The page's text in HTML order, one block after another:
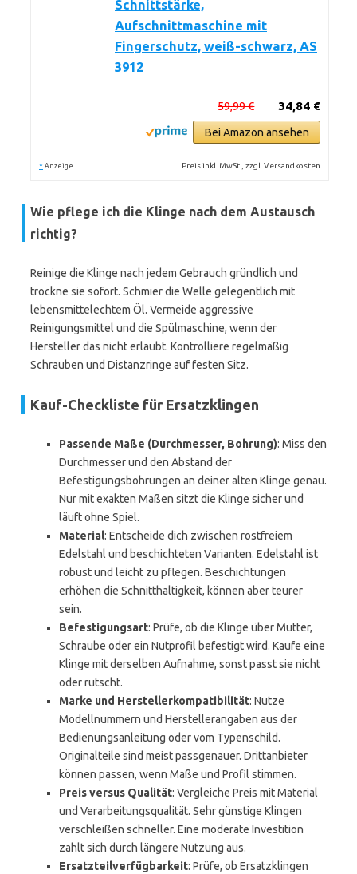
Schnittstärke,
Aufschnittmaschine mit
Fingerschutz, weiß-schwarz, AS
3912
34,84 €
59,99 €
Bei Amazon ansehen
* Anzeige Preis inkl. MwSt., zzgl. Versandkosten
Wie pflege ich die Klinge nach dem Austausch
richtig?
Reinige die Klinge nach jedem Gebrauch gründlich und
trockne sie sofort. Schmier die Welle gelegentlich mit
lebensmittelechtem Öl. Vermeide aggressive
Reinigungsmittel und die Spülmaschine, wenn der
Hersteller das nicht erlaubt. Kontrolliere regelmäßig
Schrauben und Distanzringe auf festen Sitz.
Kauf-Checkliste für Ersatzklingen
Passende Maße (Durchmesser, Bohrung): Miss den
Durchmesser und den Abstand der
Befestigungsbohrungen an deiner alten Klinge genau.
Nur mit exakten Maßen sitzt die Klinge sicher und
läuft ohne Spiel.
Material: Entscheide dich zwischen rostfreiem
Edelstahl und beschichteten Varianten. Edelstahl ist
robust und leicht zu pflegen. Beschichtungen
erhöhen die Schnitthaltigkeit, können aber teurer
sein.
Befestigungsart: Prüfe, ob die Klinge über Mutter,
Schraube oder ein Nutprofil befestigt wird. Kaufe eine
Klinge mit derselben Aufnahme, sonst passt sie nicht
oder rutscht.
Marke und Herstellerkompatibilität: Nutze
Modellnummern und Herstellerangaben aus der
Bedienungsanleitung oder vom Typenschild.
Originalteile sind meist passgenauer. Drittanbieter
können passen, wenn Maße und Profil stimmen.
Preis versus Qualität: Vergleiche Preis mit Material
und Verarbeitungsqualität. Sehr günstige Klingen
verschleißen schneller. Eine moderate Investition
zahlt sich durch längere Nutzung aus.
Ersatzteilverfügbarkeit: Prüfe, ob Ersatzklingen